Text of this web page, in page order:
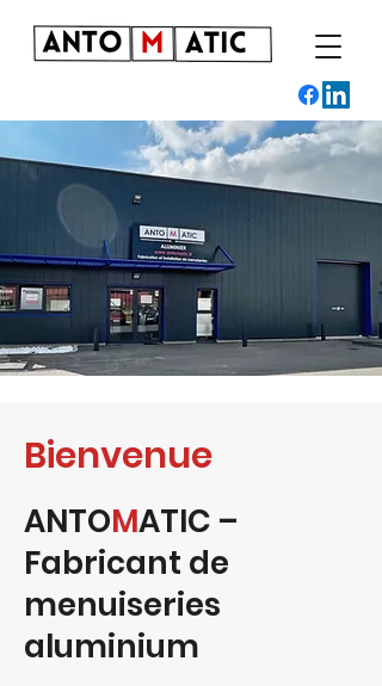
Bienvenue
ANTOMATIC –
Fabricant de
menuiseries
aluminium